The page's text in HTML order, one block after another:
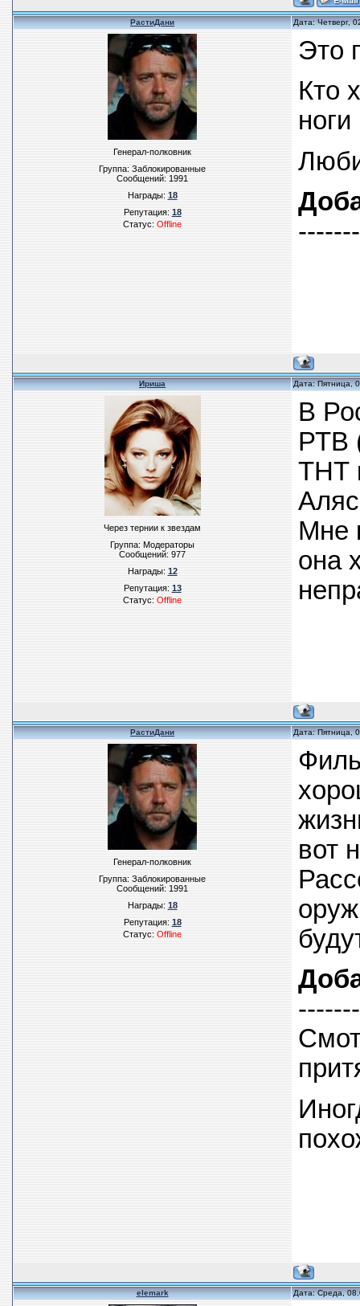
РастиДани Дата: Четверг,
Генерал-полковник
Группа: Заблокированные
Сообщений:1991
Награды:18
Репутация:18
Статус:Offline
Это
Кто
Ириша Дата: Пятница,
Через тернии к звездам
Группа: Модераторы
Сообщений:977
Награды:12
Репутация:13
Статус:Offline
В
РТВ
ТНТ
Мне
она
РастиДани Дата: Пятница,
Генерал-полковник
Группа: Заблокированные
Сообщений:1991
Награды:18
Репутация:18
Статус:Offline
вот
elemark Дата: Среда,